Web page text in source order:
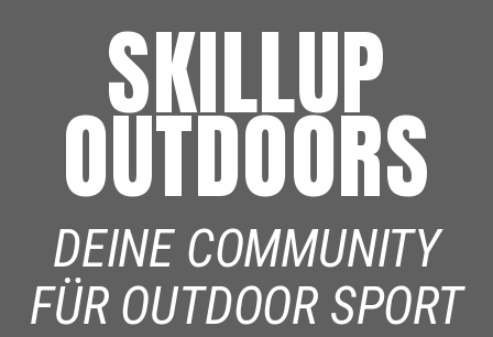
SKILLUP
OUTDOORS
DEINE COMMUNITY
FÜR OUTDOOR SPORT